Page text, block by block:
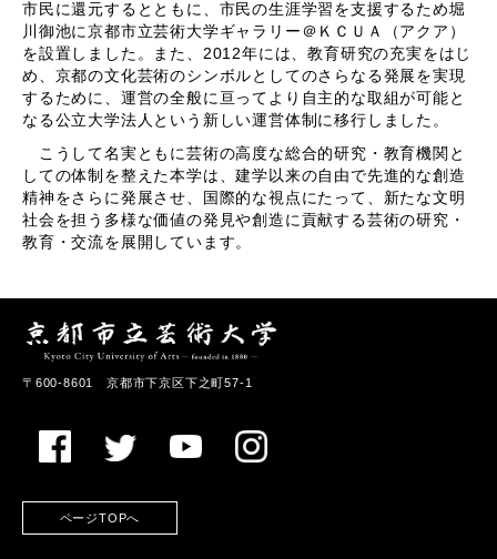
市民に還元するとともに、市民の生涯学習を支援するため堀
川御池に京都市立芸術大学ギャラリー＠ＫＣＵＡ（アクア）
を設置しました。また、2012年には、教育研究の充実をはじ
め、京都の文化芸術のシンボルとしてのさらなる発展を実現
するために、運営の全般に亘ってより自主的な取組が可能と
なる公立大学法人という新しい運営体制に移行しました。
こうして名実ともに芸術の高度な総合的研究・教育機関と
しての体制を整えた本学は、建学以来の自由で先進的な創造
精神をさらに発展させ、国際的な視点にたって、新たな文明
社会を担う多様な価値の発見や創造に貢献する芸術の研究・
教育・交流を展開しています。
〒600-8601 京都市下京区下之町57-1
ページTOPへ